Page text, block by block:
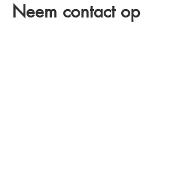
Neem contact op